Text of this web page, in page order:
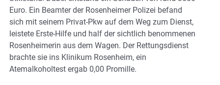
Euro. Ein Beamter der Rosenheimer Polizei befand
sich mit seinem Privat-Pkw auf dem Weg zum Dienst,
leistete Erste-Hilfe und half der sichtlich benommenen
Rosenheimerin aus dem Wagen. Der Rettungsdienst
brachte sie ins Klinikum Rosenheim, ein
Atemalkoholtest ergab 0,00 Promille.